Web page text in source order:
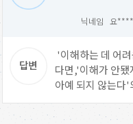
닉네임 요****
'이해하는 데 어
다면,'이해가 안
아예 되지 않는다'